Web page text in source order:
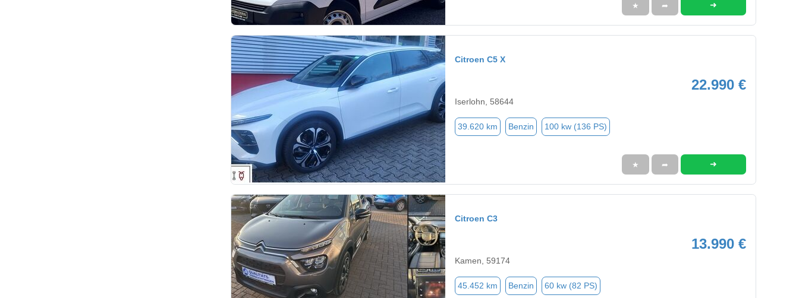
★ ➦ ➜
Citroen C5 X
22.990 €
Iserlohn, 58644
39.620 km Benzin 100 kw (136 PS)
★ ➦ ➜
Citroen C3
13.990 €
Kamen, 59174
45.452 km Benzin 60 kw (82 PS)